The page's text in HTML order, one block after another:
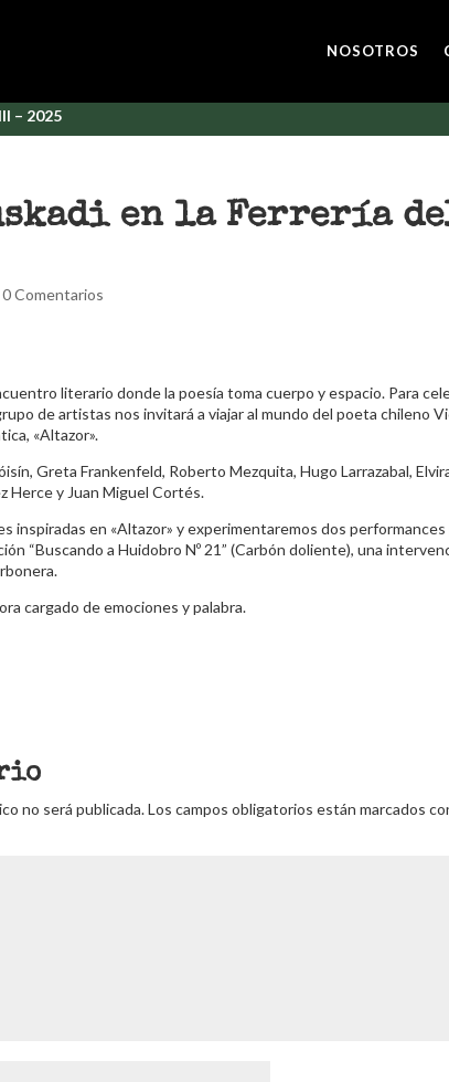
NOSOTROS
– 2025
en la Ferrería
0 Comentarios
literario donde la poesía toma cuerpo y espacio. Para
de artistas nos invitará a viajar al mundo del poeta chileno
«Altazor».
Greta Frankenfeld, Roberto Mezquita, Hugo Larrazabal,
Herce y Juan Miguel Cortés.
inspiradas en «Altazor» y experimentaremos dos
“Buscando a Huidobro Nº 21” (Carbón doliente), una
cargado de emociones y palabra.
no será publicada. Los campos obligatorios están marcados